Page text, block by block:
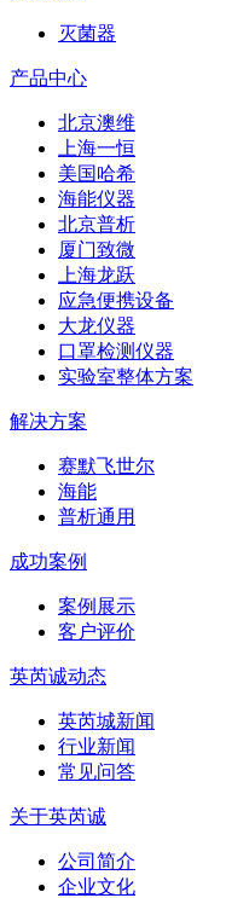
灭菌器
产品中心
北京澳维
上海一恒
美国哈希
海能仪器
北京普析
厦门致微
上海龙跃
应急便携设备
大龙仪器
口罩检测仪器
实验室整体方案
解决方案
赛默飞世尔
海能
普析通用
成功案例
案例展示
客户评价
英芮诚动态
英芮城新闻
行业新闻
常见问答
关于英芮诚
公司简介
企业文化